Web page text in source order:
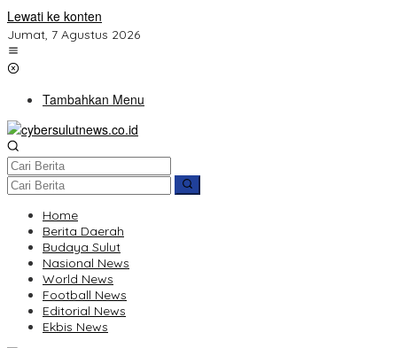
Lewati ke konten
Jumat, 7 Agustus 2026
Tambahkan Menu
Home
Berita Daerah
Budaya Sulut
Nasional News
World News
Football News
Editorial News
Ekbis News